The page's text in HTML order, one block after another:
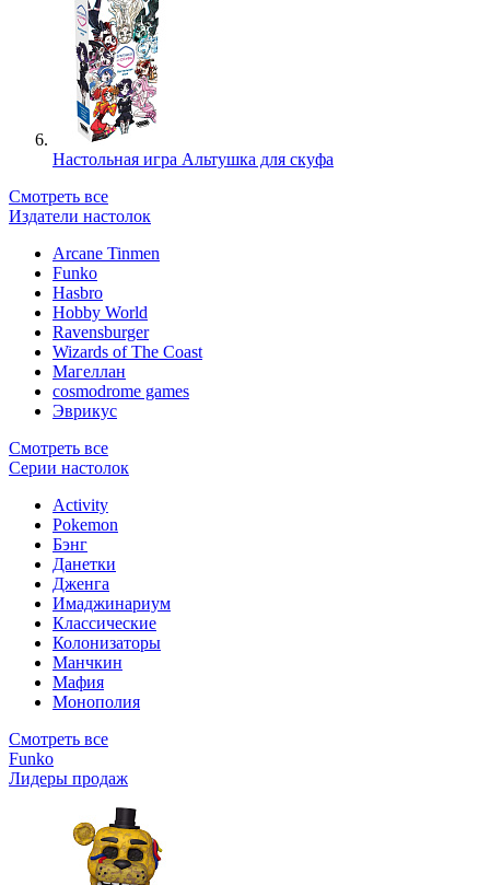
Настольная игра Альтушка для скуфа
Смотреть все
Издатели настолок
Arcane Tinmen
Funko
Hasbro
Hobby World
Ravensburger
Wizards of The Coast
Магеллан
сosmodrome games
Эврикус
Смотреть все
Серии настолок
Activity
Pokemon
Бэнг
Данетки
Дженга
Имаджинариум
Классические
Колонизаторы
Манчкин
Мафия
Монополия
Смотреть все
Funko
Лидеры продаж